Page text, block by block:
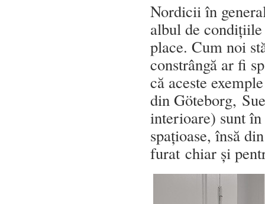
Nordicii în
albul de
place. Cum noi
constrângă ar fi
că aceste
din Göteborg,
interioare) sunt
spațioase, însă
furat chiar și